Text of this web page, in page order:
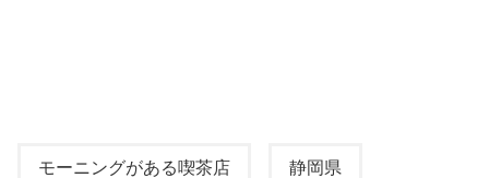
モーニングがある喫茶店 静岡県